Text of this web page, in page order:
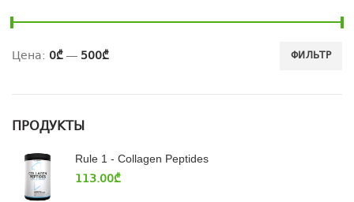
ФИЛЬТР
Цена: 0₾— 500₾
ПРОДУКТЫ
Rule 1 - Collagen Peptides
113.00₾